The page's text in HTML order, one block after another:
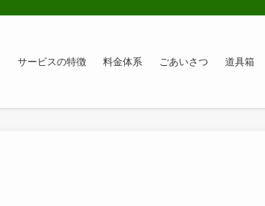
サービスの特徴 料金体系 ごあいさつ 道具箱